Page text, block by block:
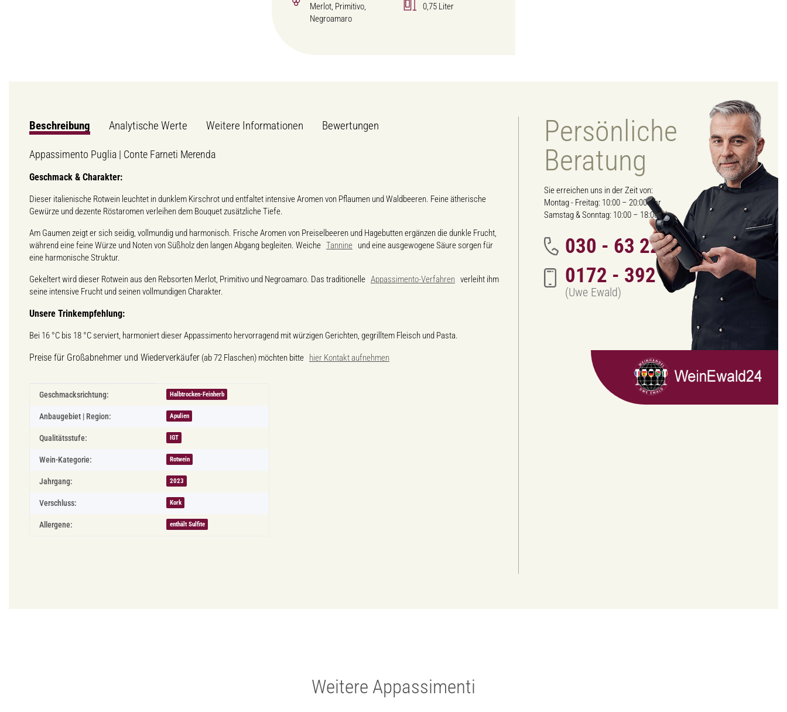
Merlot, Primitivo,
Negroamaro
0,75 Liter
Beschreibung Analytische Werte Weitere Informationen Bewertungen
Appassimento Puglia | Conte Farneti Merenda
Geschmack & Charakter:
Dieser italienische Rotwein leuchtet in dunklem Kirschrot und entfaltet intensive Aromen von Pflaumen und Waldbeeren. Feine ätherische
Gewürze und dezente Röstaromen verleihen dem Bouquet zusätzliche Tiefe.
Am Gaumen zeigt er sich seidig, vollmundig und harmonisch. Frische Aromen von Preiselbeeren und Hagebutten ergänzen die dunkle Frucht,
während eine feine Würze und Noten von Süßholz den langen Abgang begleiten. Weiche Tannine und eine ausgewogene Säure sorgen für
eine harmonische Struktur.
Gekeltert wird dieser Rotwein aus den Rebsorten Merlot, Primitivo und Negroamaro. Das traditionelle Appassimento-Verfahren verleiht ihm
seine intensive Frucht und seinen vollmundigen Charakter.
Unsere Trinkempfehlung:
Bei 16 °C bis 18 °C serviert, harmoniert dieser Appassimento hervorragend mit würzigen Gerichten, gegrilltem Fleisch und Pasta.
Preise für Großabnehmer und Wiederverkäufer (ab 72 Flaschen) möchten bitte hier Kontakt aufnehmen
Produkteigenschaft
Wert
Geschmacksrichtung: Halbtrocken-Feinherb
Anbaugebiet | Region: Apulien
Qualitätsstufe: IGT
Wein-Kategorie: Rotwein
Jahrgang: 2023
Verschluss: Kork
Allergene: enthält Sulfite
Persönliche
Beratung
Sie erreichen uns in der Zeit von:
Montag - Freitag: 10:00 – 20:00 Uhr
Samstag & Sonntag: 10:00 – 18:00 Uhr
030 - 63 222 342
0172 - 392 70 01
(Uwe Ewald)
Weitere Appassimenti